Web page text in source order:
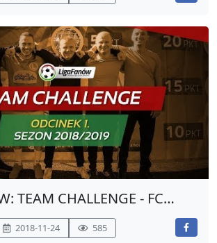
TEAM CHALLENGE - FC
2018-11-24 585